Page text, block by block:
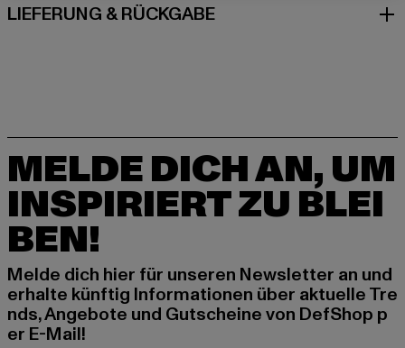
LIEFERUNG & RÜCKGABE
MELDE DICH AN, UM
INSPIRIERT ZU BLEI
BEN!
Melde dich hier für unseren Newsletter an und
erhalte künftig Informationen über aktuelle Tre
nds, Angebote und Gutscheine von DefShop p
er E-Mail!